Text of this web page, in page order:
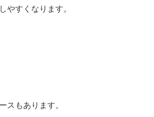
やすくなります。
スもあります。